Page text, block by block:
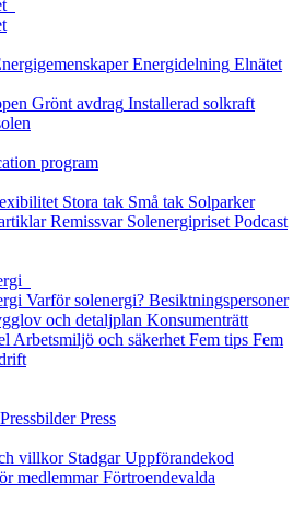
Energidelning Elnätet
Grönt avdrag Installerad solkraft
program
Stora tak Små tak Solparker
Remissvar Solenergipriset Podcast
Varför solenergi? Besiktningspersoner
och detaljplan Konsumenträtt
Arbetsmiljö och säkerhet Fem tips Fem
Pressbilder Press
villkor Stadgar Uppförandekod
medlemmar Förtroendevalda